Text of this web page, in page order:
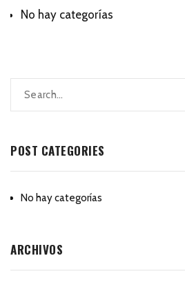
No hay categorías
POST CATEGORIES
No hay categorías
ARCHIVOS